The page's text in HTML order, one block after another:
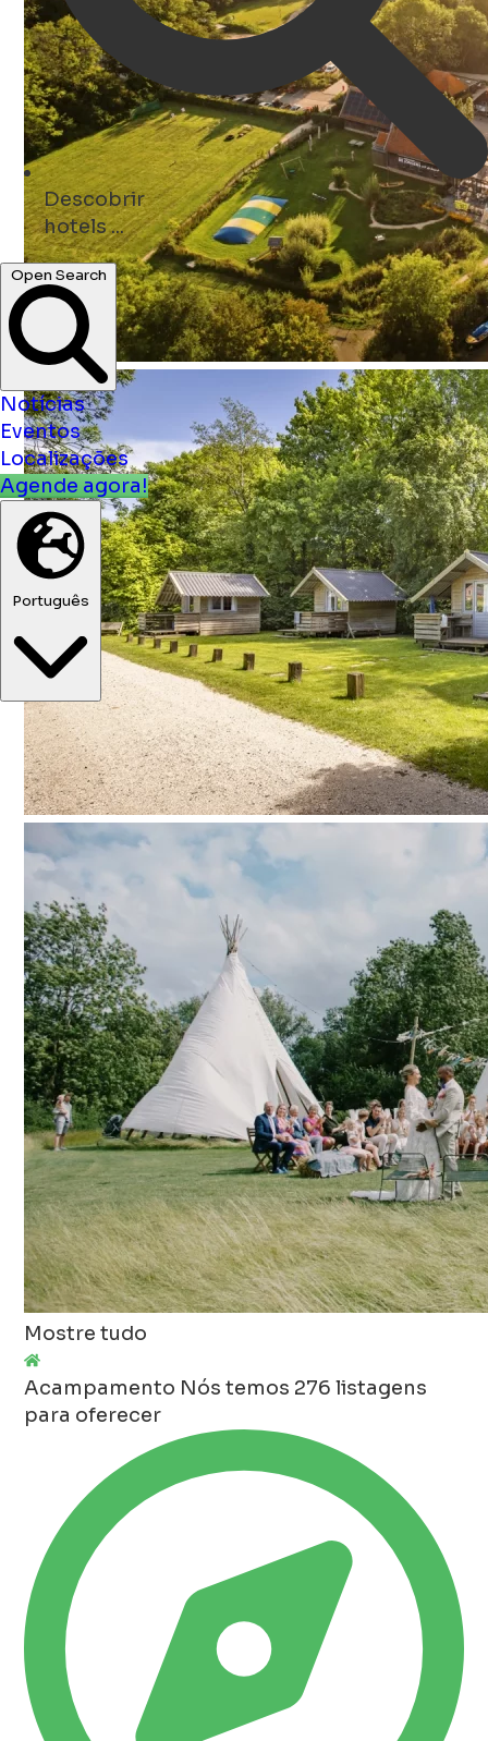
Descobrir
bars ...
Open Search
Notícias
Eventos
Localizações
Agende agora!
Português
Mostre tudo
Acampamento Nós temos 276 listagens
para oferecer